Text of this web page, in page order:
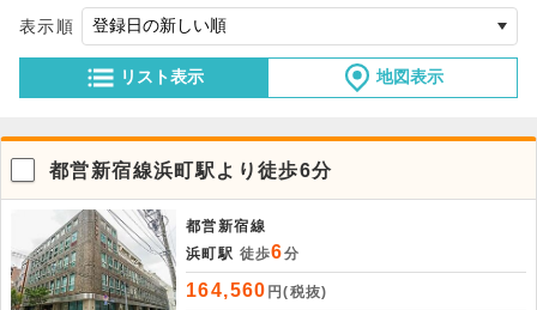
リスト表示 地図表示
表示順
都営新宿線浜町駅より徒歩6分
都営新宿線
浜町駅 徒歩6分
164,560 円(税抜)